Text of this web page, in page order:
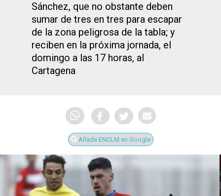
Sánchez, que no obstante deben
sumar de tres en tres para escapar
de la zona peligrosa de la tabla; y
reciben en la próxima jornada, el
domingo a las 17 horas, al
Cartagena
Añade ENCLM en Google